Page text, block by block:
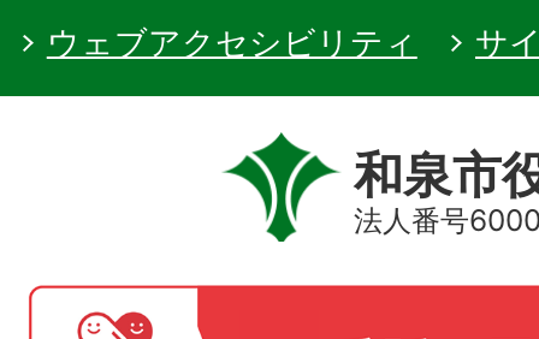
ウェブアクセシビリティ
サ
和泉市
法人番号